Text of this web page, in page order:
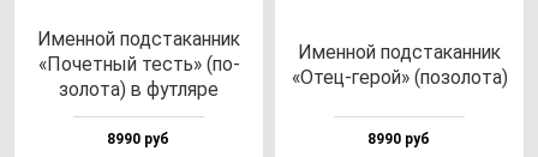
Имен­ной под­ста­кан­ник
«Почет­ный тесть» (по­
зо­ло­та) в фут­ля­ре
8990 руб
Имен­ной под­ста­кан­ник
«Отец-ге­рой» (по­зо­ло­та)
8990 руб